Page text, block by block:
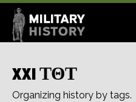
XXI ΤΘΤ
Organizing history by tags.